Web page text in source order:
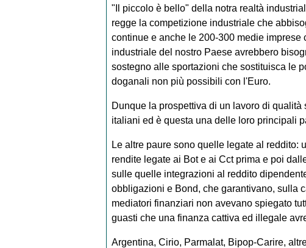
"Il piccolo è bello" della notra realtà
regge la competizione industriale che
continue e anche le 200-300 medie
industriale del nostro Paese avrebbero
sostegno alle sportazioni che sostituisca le
doganali non più possibili con l'Euro.
Dunque la prospettiva di un lavoro di
italiani ed è questa una delle loro principali
Le altre paure sono quelle legate al reddito:
rendite legate ai Bot e ai Cct prima e poi
sulle quelle integrazioni al reddito
obbligazioni e Bond, che garantivano, sulla
mediatori finanziari non avevano spiegato
guasti che una finanza cattiva ed illegale
Argentina, Cirio, Parmalat, Bipop-Carire,